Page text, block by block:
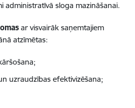
administratīvā sloga mazināšanai.
ar visvairāk saņemtajiem
atzīmētas:
uzraudzības efektivizēšana;